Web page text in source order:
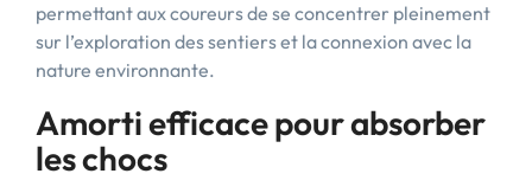
permettant aux coureurs de se concentrer pleinement
sur l’exploration des sentiers et la connexion avec la
nature environnante.
Amorti efficace pour absorber
les chocs